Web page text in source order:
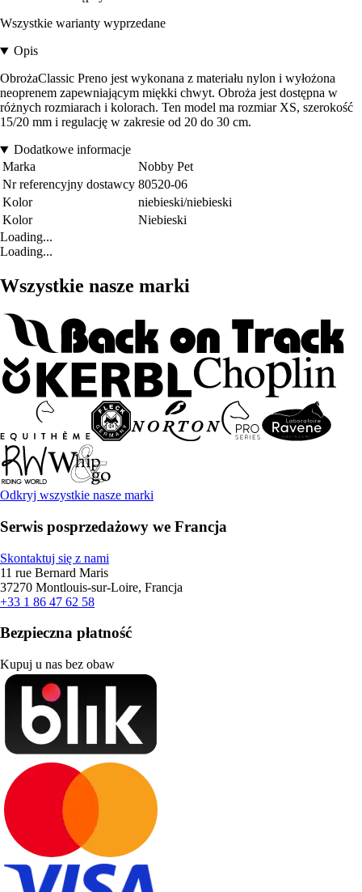
Wszystkie warianty wyprzedane
Opis
ObrożaClassic Preno jest wykonana z materiału nylon i wyłożona
neoprenem zapewniającym miękki chwyt. Obroża jest dostępna w
różnych rozmiarach i kolorach. Ten model ma rozmiar XS, szerokość
15/20 mm i regulację w zakresie od 20 do 30 cm.
Dodatkowe informacje
Marka
Nobby Pet
Nr referencyjny dostawcy 80520-06
Kolor
niebieski/niebieski
Kolor
Niebieski
Loading...
Loading...
Wszystkie nasze marki
Odkryj wszystkie nasze marki
Serwis posprzedażowy we Francja
Skontaktuj się z nami
11 rue Bernard Maris
37270 Montlouis-sur-Loire, Francja
+33 1 86 47 62 58
Bezpieczna płatność
Kupuj u nas bez obaw